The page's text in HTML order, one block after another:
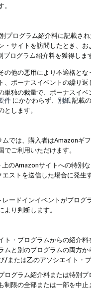
プログラム紹介料に記載さ
・サイトを訪問したとき、
ログラム紹介料を獲得しま
の他の悪用により不適格と
、ボーナスイベントの繰り
単独の裁量で、ボーナスイ
件 にかかわらず、 別紙記載
します。
では、購入者はAmazonギ
ご利用いただけます。
のAmazonサイトへの特別
ストを送信した場合に発
ードインイベントがプロ
り判断します。
ト・プログラムからの紹介
ムと別のプログラムの両方
/または乙のアソシエイト・
ログラム紹介料または特別
制限の全部または一部を中